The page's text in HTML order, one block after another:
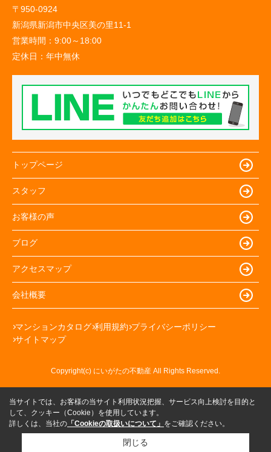
〒950-0924
新潟県新潟市中央区美の里11-1
営業時間： 9:00～18:00
定休日： 年中無休
トップページ
スタッフ
お客様の声
ブログ
アクセスマップ
会社概要
マンションカタログ 利用規約 プライバシーポリシー
サイトマップ
Copyright(c) にいがたの不動産 All Rights Reserved.
当サイトでは、お客様の当サイト利用状況把握、サービス向上検討を目的と
して、クッキー（Cookie）を使用しています。
詳しくは、当社の 「Cookieの取扱いについて」 をご確認ください。
閉じる